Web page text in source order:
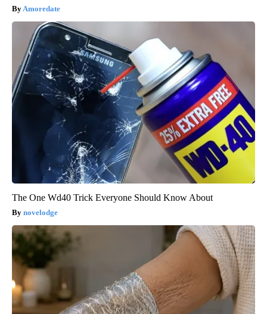
Amoredate
The One Wd40 Trick Everyone Should Know About
novelodge